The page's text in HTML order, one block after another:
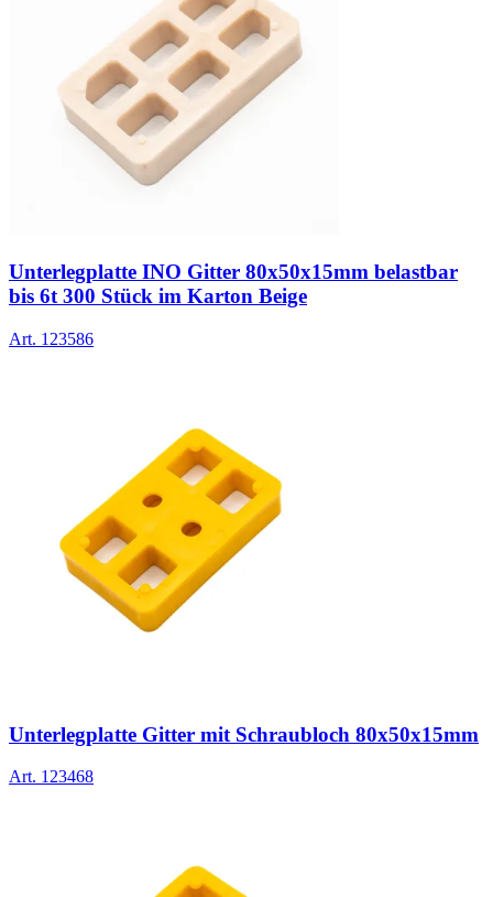
Unterlegplatte INO Gitter 80x50x15mm belastbar
bis 6t 300 Stück im Karton Beige
Art. 123586
Unterlegplatte Gitter mit Schraubloch 80x50x15mm
Art. 123468